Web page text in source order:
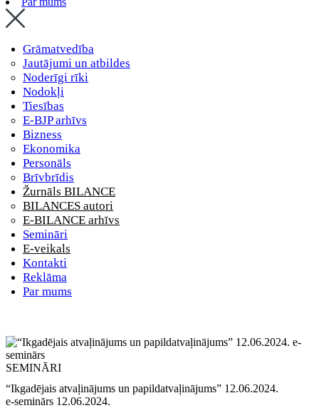
Grāmatvedība
Jautājumi un atbildes
Noderīgi rīki
Nodokļi
Tiesības
E-BJP arhīvs
Bizness
Ekonomika
Personāls
Brīvbrīdis
Žurnāls BILANCE
BILANCES autori
E-BILANCE arhīvs
Semināri
E-veikals
Kontakti
Reklāma
Par mums
SEMINĀRI
“Ikgadējais atvaļinājums un papildatvaļinājums” 12.06.2024.
e‑seminārs 12.06.2024.